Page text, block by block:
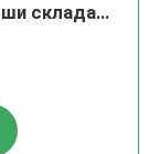
склада